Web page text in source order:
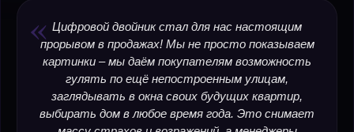
« Цифровой двойник стал для нас настоящим
прорывом в продажах! Мы не просто показываем
картинки – мы даём покупателям возможность
гулять по ещё непостроенным улицам,
заглядывать в окна своих будущих квартир,
выбирать дом в любое время года. Это снимает